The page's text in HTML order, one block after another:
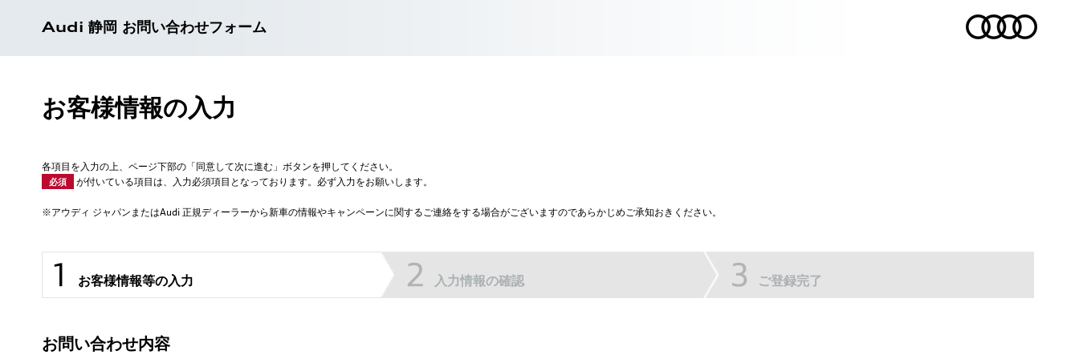
Audi 静岡 お問い合わせフォーム
お客様情報の入力
各項目を入力の上、ページ下部の「同意して次に進む」ボタンを押してください。
必須 が付いている項目は、入力必須項目となっております。必ず入力をお願いします。
※アウディ ジャパンまたはAudi 正規ディーラーから新車の情報やキャンペーンに関するご連絡をする場合がございますのであらかじめご承知おきください。
お客様情報等の入力 入力情報の確認 ご登録完了
お問い合わせ内容